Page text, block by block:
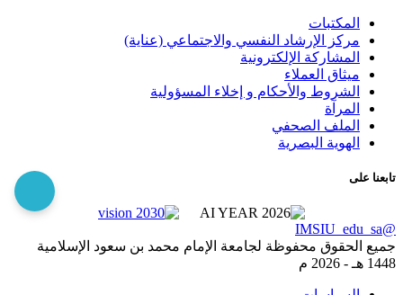
المكتبات
مركز الإرشاد النفسي والاجتماعي (عناية)
المشاركة الإلكترونية
ميثاق العملاء
الشروط والأحكام و إخلاء المسؤولية
المرآة
الملف الصحفي
الهوية البصرية
تابعنا على
@IMSIU_edu_sa
جميع الحقوق محفوظة لجامعة الإمام محمد بن سعود الإسلامية
1448 هـ -
2026 م